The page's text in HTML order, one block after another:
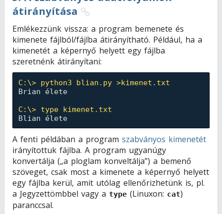
átirányítása
Emlékezzünk vissza: a program bemenete és
kimenete fájlból/fájlba átirányítható. Például, ha a
kimenetét a képernyő helyett egy fájlba
szeretnénk átirányítani:
C:\> python3 blian.py >kimenet.txt
Brian élete
C:\> type kimenet.txt
Blian élete
A fenti példában a program szabványos kimenetét
irányítottuk fájlba. A program ugyanúgy
konvertálja („a ploglam konveltálja”) a bemenő
szöveget, csak most a kimenete a képernyő helyett
egy fájlba kerül, amit utólag ellenőrizhetünk is, pl.
a Jegyzettömbbel vagy a type (Linuxon: cat)
paranccsal.